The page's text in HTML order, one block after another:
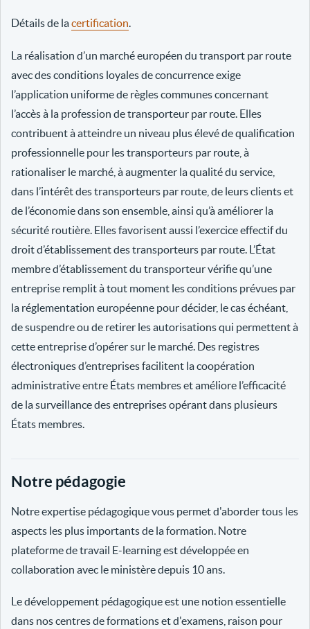
Détails de lacertification.
La réalisation d’un marché européen du transport par route
avec des conditions loyales de concurrence exige
l’application uniforme de règles communes concernant
l’accès à la profession de transporteur par route. Elles
contribuent à atteindre un niveau plus élevé de qualification
professionnelle pour les transporteurs par route, à
rationaliser le marché, à augmenter la qualité du service,
dans l’intérêt des transporteurs par route, de leurs clients et
de l’économie dans son ensemble, ainsi qu’à améliorer la
sécurité routière. Elles favorisent aussi l’exercice effectif du
droit d’établissement des transporteurs par route. L’État
membre d’établissement du transporteur vérifie qu’une
entreprise remplit à tout moment les conditions prévues par
la réglementation européenne pour décider, le cas échéant,
de suspendre ou de retirer les autorisations qui permettent à
cette entreprise d’opérer sur le marché. Des registres
électroniques d’entreprises facilitent la coopération
administrative entre États membres et améliore l’efficacité
de la surveillance des entreprises opérant dans plusieurs
États membres.
Notre pédagogie
Notre expertise pédagogique vous permet d'aborder tous les
aspects les plus importants de la formation. Notre
plateforme de travail E-learning est développée en
collaboration avec le ministère depuis 10 ans.
Le développement pédagogique est une notion essentielle
dans nos centres de formations et d'examens, raison pour